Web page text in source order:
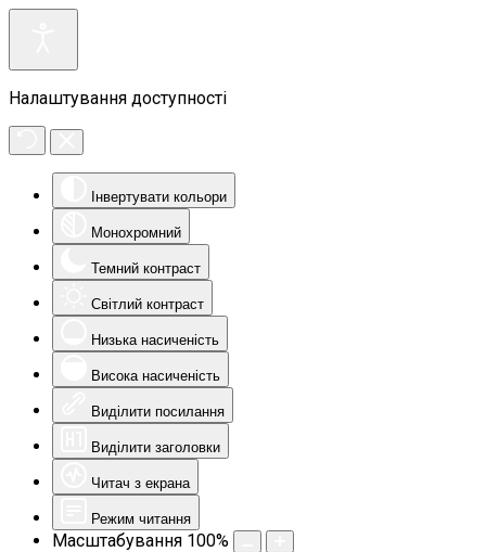
Налаштування доступності
Інвертувати кольори
Монохромний
Темний контраст
Світлий контраст
Низька насиченість
Висока насиченість
Виділити посилання
Виділити заголовки
Читач з екрана
Режим читання
Масштабування 100%